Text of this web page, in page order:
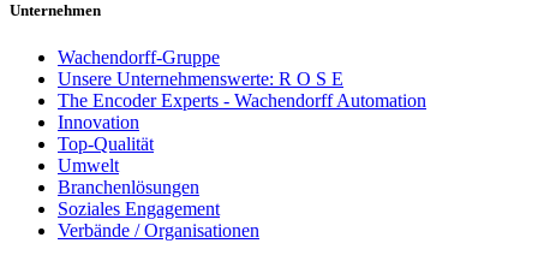
Unternehmen
Wachendorff-Gruppe
Unsere Unternehmenswerte: R O S E
The Encoder Experts - Wachendorff Automation
Innovation
Top-Qualität
Umwelt
Branchenlösungen
Soziales Engagement
Verbände / Organisationen